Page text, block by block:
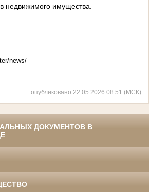
недвижимого имущества.
news/
опубликовано 22.05.2026 08:51 (МСК)
ДОКУМЕНТОВ В